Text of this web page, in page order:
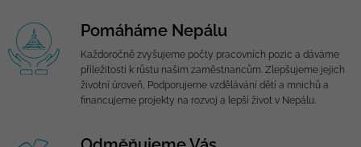
Pomáháme Nepálu
Každoročně zvyšujeme počty pracovních pozic a dáváme
příležitosti k růstu našim zaměstnancům. Zlepšujeme jejich
životní úroveň, Podporujeme vzdělávání dětí a mnichů a
financujeme projekty na rozvoj a lepší život v Nepálu.